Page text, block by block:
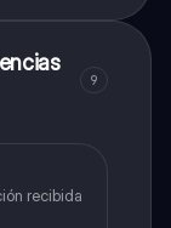
9
recibida